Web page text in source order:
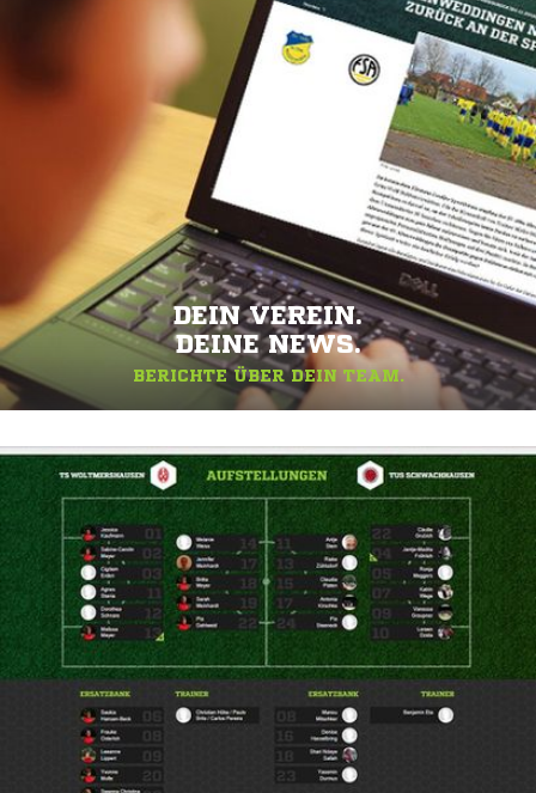
DEIN VEREIN.
DEINE NEWS.
BERICHTE ÜBER DEIN TEAM.